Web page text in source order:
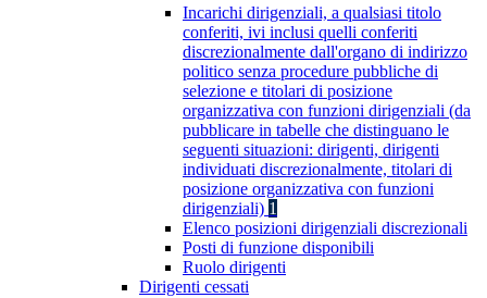
Incarichi dirigenziali, a qualsiasi titolo
conferiti, ivi inclusi quelli conferiti
discrezionalmente dall'organo di indirizzo
politico senza procedure pubbliche di
selezione e titolari di posizione
organizzativa con funzioni dirigenziali (da
pubblicare in tabelle che distinguano le
seguenti situazioni: dirigenti, dirigenti
individuati discrezionalmente, titolari di
posizione organizzativa con funzioni
dirigenziali) 1
Elenco posizioni dirigenziali discrezionali
Posti di funzione disponibili
Ruolo dirigenti
Dirigenti cessati